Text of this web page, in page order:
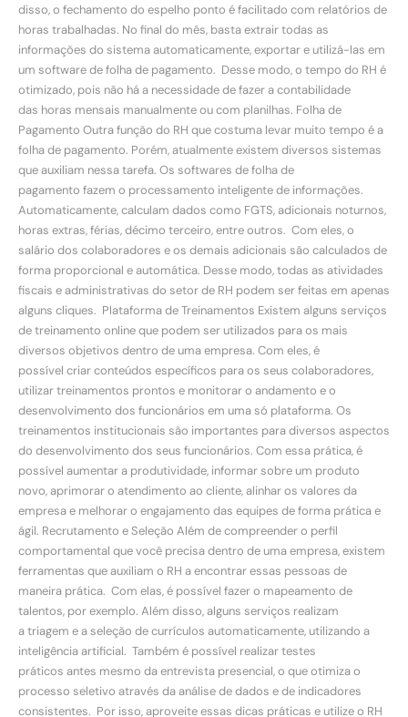
disso, o fechamento do espelho ponto é facilitado com relatórios de
horas trabalhadas. No final do mês, basta extrair todas as
informações do sistema automaticamente, exportar e utilizá-las em
um software de folha de pagamento. Desse modo, o tempo do RH é
otimizado, pois não há a necessidade de fazer a contabilidade
das horas mensais manualmente ou com planilhas. Folha de
Pagamento Outra função do RH que costuma levar muito tempo é a
folha de pagamento. Porém, atualmente existem diversos sistemas
que auxiliam nessa tarefa. Os softwares de folha de
pagamento fazem o processamento inteligente de informações.
Automaticamente, calculam dados como FGTS, adicionais noturnos,
horas extras, férias, décimo terceiro, entre outros. Com eles, o
salário dos colaboradores e os demais adicionais são calculados de
forma proporcional e automática. Desse modo, todas as atividades
fiscais e administrativas do setor de RH podem ser feitas em apenas
alguns cliques. Plataforma de Treinamentos Existem alguns serviços
de treinamento online que podem ser utilizados para os mais
diversos objetivos dentro de uma empresa. Com eles, é
possível criar conteúdos específicos para os seus colaboradores,
utilizar treinamentos prontos e monitorar o andamento e o
desenvolvimento dos funcionários em uma só plataforma. Os
treinamentos institucionais são importantes para diversos aspectos
do desenvolvimento dos seus funcionários. Com essa prática, é
possível aumentar a produtividade, informar sobre um produto
novo, aprimorar o atendimento ao cliente, alinhar os valores da
empresa e melhorar o engajamento das equipes de forma prática e
ágil. Recrutamento e Seleção Além de compreender o perfil
comportamental que você precisa dentro de uma empresa, existem
ferramentas que auxiliam o RH a encontrar essas pessoas de
maneira prática. Com elas, é possível fazer o mapeamento de
talentos, por exemplo. Além disso, alguns serviços realizam
a triagem e a seleção de currículos automaticamente, utilizando a
inteligência artificial. Também é possível realizar testes
práticos antes mesmo da entrevista presencial, o que otimiza o
processo seletivo através da análise de dados e de indicadores
consistentes. Por isso, aproveite essas dicas práticas e utilize o RH